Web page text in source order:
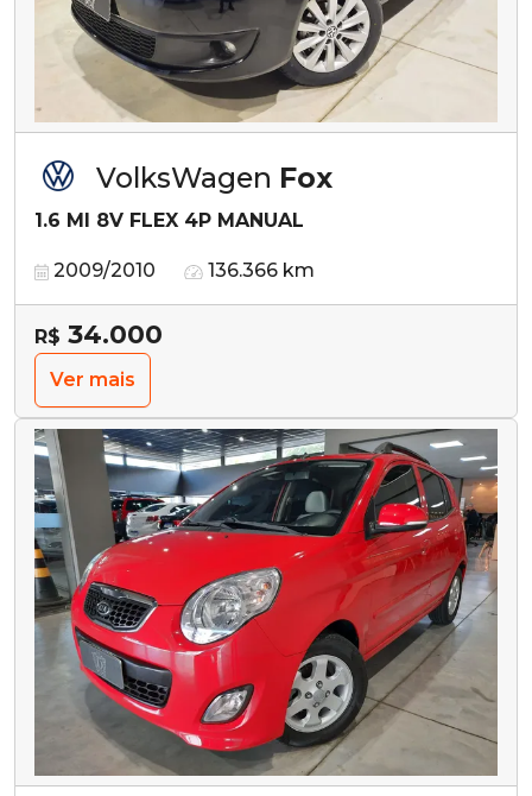
VolksWagen Fox
1.6 MI 8V FLEX 4P MANUAL
2009/2010 136.366 km
R$ 34.000
Ver mais